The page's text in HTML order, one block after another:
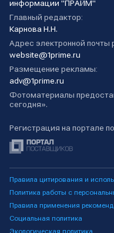
информации "ПРАЙМ"
Главный редактор:
Карнова Н.Н.
Адрес электронной почты
website@1prime.ru
Размещение рекламы:
adv@1prime.ru
Фотоматериалы
сегодня».
Регистрация на портале
Правила цитирования и
Политика работы с
Правила применения
Социальная политика
Экологическая политика